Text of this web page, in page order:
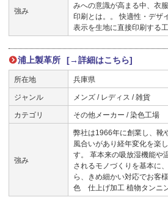
強み
みへの意識が高まる中、衣
印刷とは。。 快適性・デザ
表示を生地に直接印刷する
浦上製革所 [→詳細はこちら]
所在地 兵庫県
ジャンル メンズ / レディス / 雑貨
カテゴリ その他メーカー / 染色工場
強み
弊社は1966年に創業し、靴
風合いがあり経年変化を楽
す。 革本来の吸放湿機能や
されるモノづくりを基本に
ら、きめ細かい対応で
色 仕上げ加工 植物タンニ